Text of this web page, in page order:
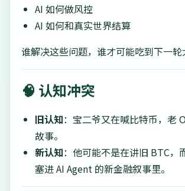
AI 如何做风控
AI 如何和真实世界结算
谁解决这些问题，谁才可能吃到下一轮
🧠 认知冲突
旧认知：宝二爷又在喊比特币，老
故事。
新认知：他可能不是在讲旧 BTC，
塞进 AI Agent 的新金融叙事里。